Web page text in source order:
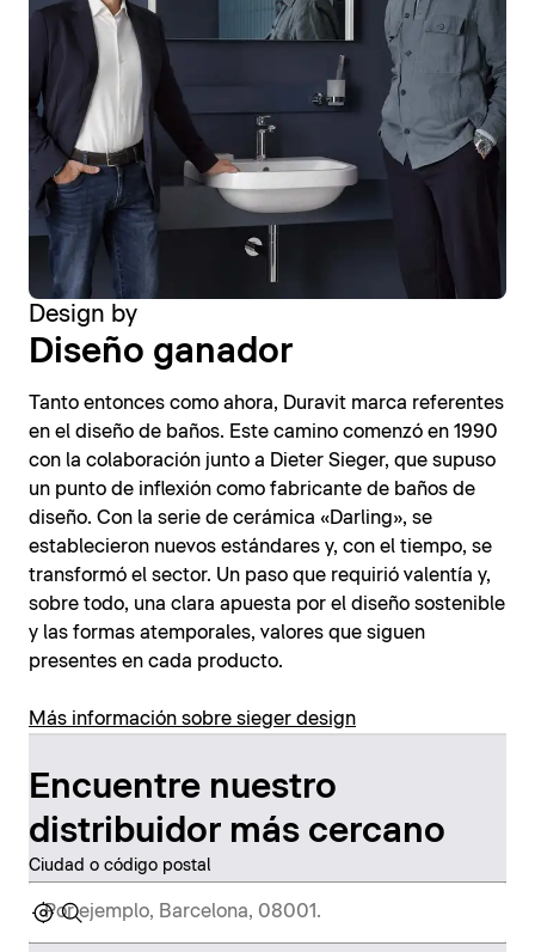
Design by
Diseño ganador
Tanto entonces como ahora, Duravit marca referentes
en el diseño de baños. Este camino comenzó en 1990
con la colaboración junto a Dieter Sieger, que supuso
un punto de inflexión como fabricante de baños de
diseño. Con la serie de cerámica «Darling», se
establecieron nuevos estándares y, con el tiempo, se
transformó el sector. Un paso que requirió valentía y,
sobre todo, una clara apuesta por el diseño sostenible
y las formas atemporales, valores que siguen
presentes en cada producto.
Más información sobre sieger design
Encuentre nuestro
distribuidor más cercano
Ciudad o código postal